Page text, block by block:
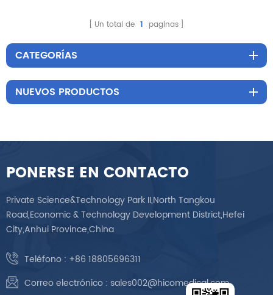
discapacitados
Un total de 1 paginas
CATEGORÍAS
NUEVOS PRODUCTOS
PONERSE EN CONTACTO
Private Science&Technology Park II,North Tangkou
Road,Economic & Technology Development District,Hefei
City,Anhui Province,China
Teléfono : +86 18805696311
Correo electrónico : sales002@hicomedical.com